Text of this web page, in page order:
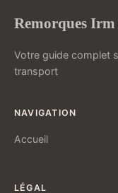
Remorques Irm
Votre guide complet
transport
NAVIGATION
Accueil
LÉGAL